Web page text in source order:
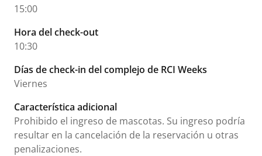
15:00
Hora del check-out
10:30
Días de check-in del complejo de RCI Weeks
Viernes
Característica adicional
Prohibido el ingreso de mascotas. Su ingreso podría
resultar en la cancelación de la reservación u otras
penalizaciones.